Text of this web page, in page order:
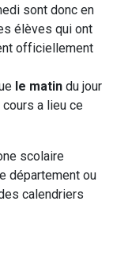
sont donc en
élèves qui ont
officiellement
le matin du jour
a lieu ce
scolaire
département ou
calendriers